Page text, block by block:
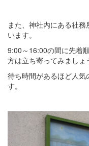
また、神社内にある社
います。
9:00～16:00の間に先着
方は立ち寄ってみましょ
待ち時間があるほど人
す。